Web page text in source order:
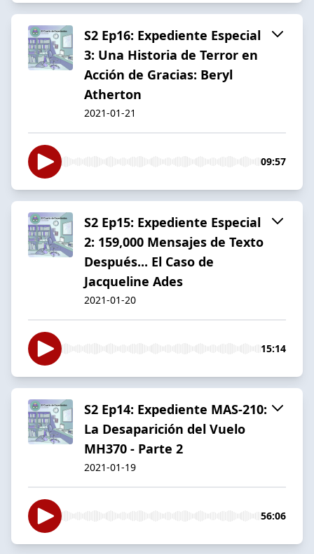
S2 Ep16: Expediente Especial
3: Una Historia de Terror en
Acción de Gracias: Beryl
Atherton
2021-01-21
09:57
S2 Ep15: Expediente Especial
2: 159,000 Mensajes de Texto
Después... El Caso de
Jacqueline Ades
2021-01-20
15:14
S2 Ep14: Expediente MAS-210:
La Desaparición del Vuelo
MH370 - Parte 2
2021-01-19
56:06